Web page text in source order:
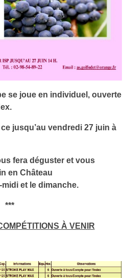
se joue en individuel, ouverte
jusqu’au vendredi 27 juin à
fera déguster et vous
en Château
et le dimanche.
***
À VENIR